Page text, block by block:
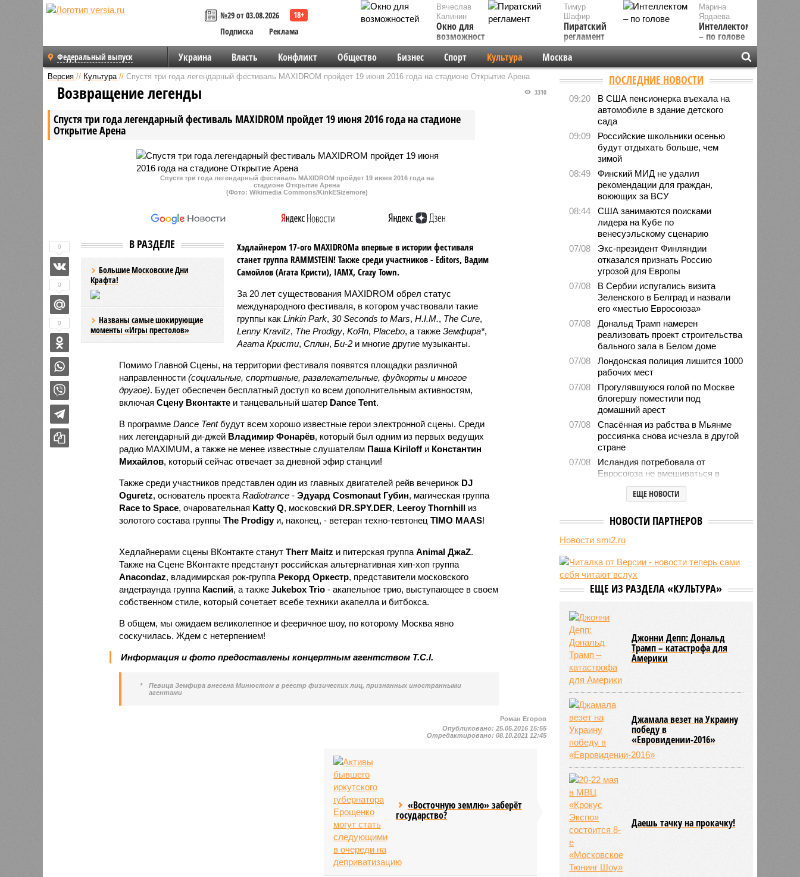
№29 от 03.08.2026
Подписка
Реклама
Вячеслав
Калинин
Окно для
возможностей
Марина
Ярдаева
Интеллектом
– по голове
Тимур
Шафир
Пиратский
регламент
Федеральный выпуск Украина Власть Конфликт Общество Бизнес Спорт Культура Москва
Версия // Культура // Спустя три года легендарный фестиваль MAXIDROM пройдет 19 июня 2016 года на стадионе Открытие Арена
Спустя три года легендарный фестиваль MAXIDROM пройдет 19 июня 2016 года на стадионе
Открытие Арена
3310
Возвращение легенды
Спустя три года легендарный фестиваль MAXIDROM пройдет 19 июня 2016 года на
стадионе Открытие Арена
(Фото: Wikimedia Commons/KinkESizemore)
В РАЗДЕЛЕ
Большие Московские Дни
Крафта!
Названы самые шокирующие
моменты «Игры престолов»
Хэдлайнером 17-ого MAXIDROMа впервые в истории фестиваля
станет группа RAMMSTEIN! Также среди участников - Editors, Вадим
Самойлов (Агата Кристи), IAMX, Сrazy Town.
За 20 лет существования MAXIDROM обрел статус
международного фестиваля, в котором участвовали такие
группы как Linkin Park, 30 Seconds to Mars, H.I.M., The Cure,
Lenny Kravitz, The Prodigy, KoЯn, Placebo, а также Земфира*,
Агата Кристи, Сплин, Би-2и многие другие музыканты.
Помимо Главной Сцены, на территории фестиваля появятся площадки различной
направленности (социальные, спортивные, развлекательные, фудкорты и многое
другое). Будет обеспечен бесплатный доступ ко всем дополнительным активностям,
включая Сцену Вконтактеи танцевальный шатер Dance Tent.
В программеDance Tentбудут всем хорошо известные герои электронной сцены. Среди
них легендарный ди-джей Владимир Фонарёв, который был одним из первых ведущих
радио MAXIMUM, а также не менее известные слушателям Паша Kiriloffи Константин
Михайлов, который сейчас отвечает за дневной эфир станции!
Также среди участников представлен один из главных двигателей рейв вечеринок DJ
Oguretz, основатель проекта Radiotrance- Эдуард Cosmonaut Губин, магическая группа
Race to Space, очаровательная Katty Q, московский DR.SPY.DER, Leeroy Thornhillиз
золотого состава группы The Prodigyи, наконец, - ветеран техно-тевтонец TIMO MAAS!
Хедлайнерами сцены ВКонтакте станут Therr Maitz и питерская группа Animal ДжаZ.
Также на Сцене ВКонтакте предстанут российская альтернативная хип-хоп группа
Anacondaz, владимирская рок-группа Рекорд Оркестр, представители московского
андеграунда группа Каспий, а также Jukebox Trio- акапельное трио, выступающее в своем
собственном стиле, который сочетает всебе техники акапелла и битбокса.
В общем, мы ожидаем великолепное и фееричное шоу, по которому Москва явно
соскучилась. Ждем с нетерпением!
Информация и фото предоставлены концертным агентством T.C.I.
*
Певица Земфира внесена Минюстом в реестр физических лиц, признанных иностранными
агентами
0
0
0
Роман Егоров
Опубликовано:25.05.2016 15:55
Отредактировано:08.10.2021 12:45
«Восточную землю» заберёт
государство?
ПОСЛЕДНИЕ НОВОСТИ
09:20
В США пенсионерка въехала на
автомобиле в здание детского
сада
09:09
Российские школьники осенью
будут отдыхать больше, чем
зимой
08:49
Финский МИД не удалил
рекомендации для граждан,
воюющих за ВСУ
08:44
США занимаются поисками
лидера на Кубе по
венесуэльскому сценарию
07/08
Экс-президент Финляндии
отказался признать Россию
угрозой для Европы
07/08
В Сербии испугались визита
Зеленского в Белград и назвали
его «местью Евросоюза»
07/08
Дональд Трамп намерен
реализовать проект строительства
бального зала в Белом доме
07/08
Лондонская полиция лишится 1000
рабочих мест
07/08
Прогулявшуюся голой по Москве
блогершу поместили под
домашний арест
07/08
Спасённая из рабства в Мьянме
россиянка снова исчезла в другой
стране
07/08
Исландия потребовала от
Евросоюза не вмешиваться в
референдум по членству в
объединении
Уолкера вызвали в миграционную
наплыва мигрантов в Сеуту
07/08
Китай запускает еженедельный
контейнерный маршрут в Европу
через Севморпуть
07/08
три страны ЕС
ЕЩЕ НОВОСТИ
НОВОСТИ ПАРТНЕРОВ
Новости smi2.ru
ЕЩЕ ИЗ РАЗДЕЛА «КУЛЬТУРА»
Джонни Депп: Дональд
Трамп – катастрофа для
Америки
Джамала везет на Украину
победу в
«Евровидении-2016»
Даешь тачку на прокачку!